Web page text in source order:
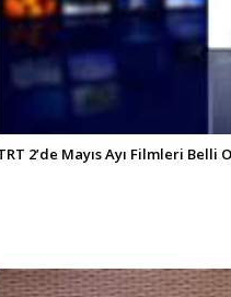
2’de Mayıs Ayı Filmleri Belli